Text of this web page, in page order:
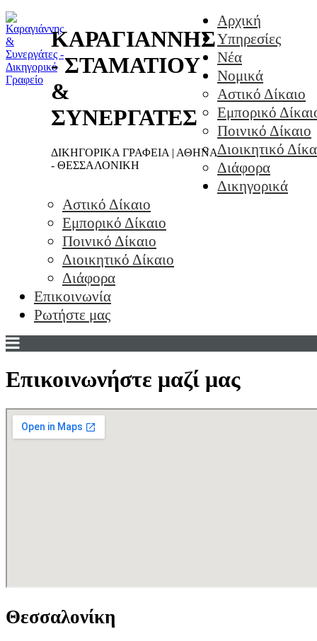
ΚΑΡΑΓΙΑΝΝΗΣ
- ΣΤΑΜΑΤΙΟΥ
&
ΣΥΝΕΡΓΑΤΕΣ
ΔΙΚΗΓΟΡΙΚΑ ΓΡΑΦΕΙΑ | ΑΘΗΝΑ
- ΘΕΣΣΑΛΟΝΙΚΗ
Αρχική
Υπηρεσίες
Νέα
Νομικά
Αστικό Δίκαιο
Εμπορικό
Ποινικό Δίκαιο
Διοικητικό
Διάφορα
Δικηγορικά
Αστικό Δίκαιο
Εμπορικό Δίκαιο
Ποινικό Δίκαιο
Διοικητικό Δίκαιο
Διάφορα
Επικοινωνία
Ρωτήστε μας
Επικοινωνήστε μαζί μας
Θεσσαλονίκη